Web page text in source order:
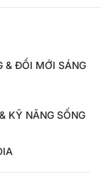
& ĐỔI MỚI SÁNG
KỸ NĂNG SỐNG